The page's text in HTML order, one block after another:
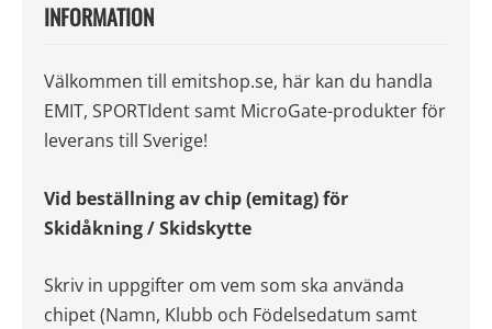
INFORMATION
Välkommen till emitshop.se, här kan du handla
EMIT, SPORTIdent samt MicroGate-produkter för
leverans till Sverige!
Vid beställning av chip (emitag) för
Skidåkning / Skidskytte
Skriv in uppgifter om vem som ska använda
chipet (Namn, Klubb och Födelsedatum samt